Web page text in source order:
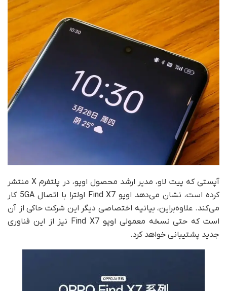
آپستی که پیت لاو، مدیر ارشد محصول اوپو، در پلتفرم X منتشر
کرده است، نشان می‌دهد اوپو Find X7 اولترا با اتصال 5GA کار
می‌کند. علاوه‌براین، بیانیه اختصاصی دیگر این شرکت حاکی از آن
است که حتی نسخه‌ معمولی اوپو Find X7 نیز از این فناوری
جدید پشتیبانی خواهد کرد.